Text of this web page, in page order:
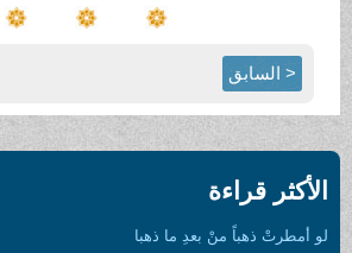
< السابق
الأكثر قراءة
لو أمطرتْ ذهباً منْ بعدِ ما ذهبا